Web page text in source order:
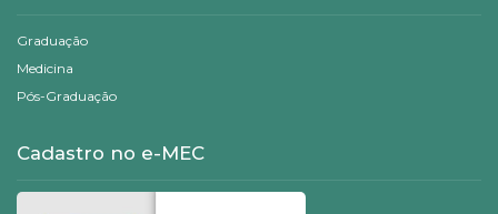
Graduação
Medicina
Pós-Graduação
Cadastro no e-MEC